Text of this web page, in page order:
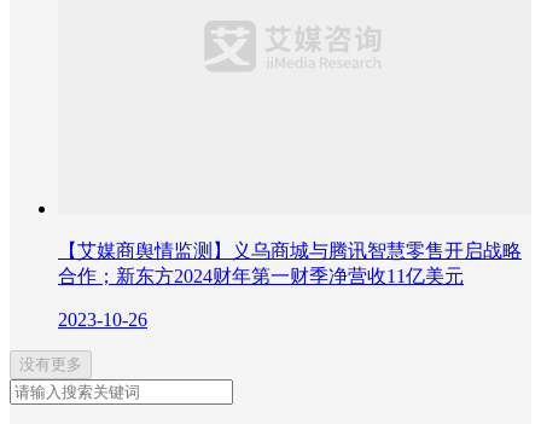
【艾媒商舆情监测】义乌商城与腾讯智慧零售开启战略
合作；新东方2024财年第一财季净营收11亿美元
2023-10-26
没有更多